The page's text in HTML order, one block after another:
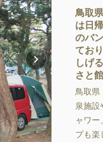
鳥取
は日
のバ
てお
しげ
さと
鳥取県
泉施設
ャワ
プも楽